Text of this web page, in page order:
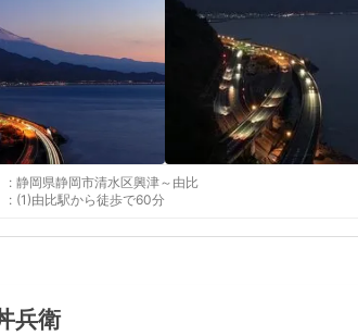
: 静岡県静岡市清水区興津～由比
: (1)由比駅から徒歩で60分
兵衛